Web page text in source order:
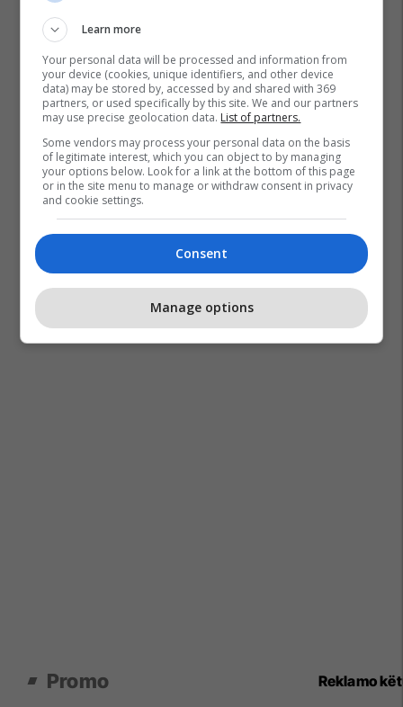
Jack Ma Alibaba Karrierë Kinë
Promo Reklamo
Learn more
Your personal data will be processed and information from
your device (cookies, unique identifiers, and other device
data) may be stored by, accessed by and shared with 369
partners, or used specifically by this site. We and our partners
may use precise geolocation data. List of partners.
Some vendors may process your personal data on the basis
of legitimate interest, which you can object to by managing
your options below. Look for a link at the bottom of this page
or in the site menu to manage or withdraw consent in privacy
and cookie settings.
Consent
Manage options